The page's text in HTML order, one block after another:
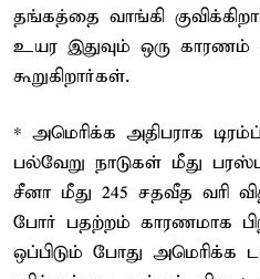
தங்கத்தை வாங்கி
உயர இதுவும் ஒரு காரணம்
கூறுகிறார்கள்.
* அமெரிக்க அதிபராக
பல்வேறு நாடுகள் மீது
சீனா மீது 245 சதவீத வரி
போர் பதற்றம் காரணமாக
ஒப்பிடும் போது அமெரிக்க